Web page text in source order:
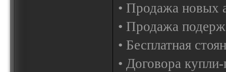
• Продажа новых
• Продажа
• Бесплатная
• Договора